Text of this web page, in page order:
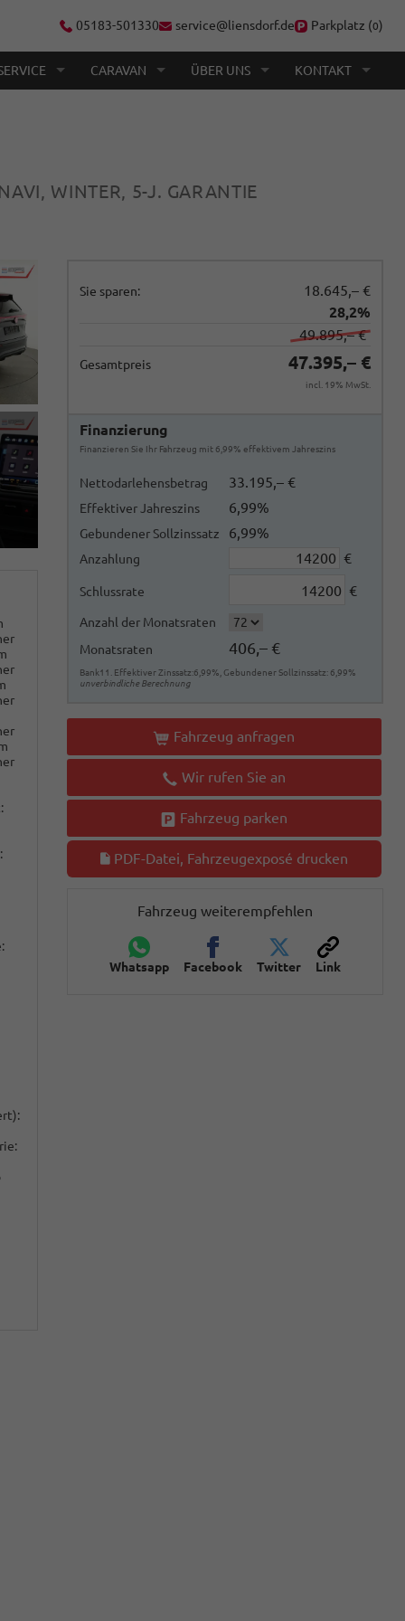
05183-501330 service@liensdorf.de Parkplatz (0)
CARAVAN ÜBER UNS KONTAKT
WINTER, 5-J. GARANTIE
Sie sparen:
18.645,– €
28,2%
49.895,– €
Gesamtpreis 47.395,– €
incl. 19% MwSt.
Finanzierung
Finanzieren Sie Ihr Fahrzeug mit 6,99% effektivem Jahreszins
Nettodarlehensbetrag 33.195,– €
Effektiver Jahreszins 6,99%
Gebundener Sollzinssatz 6,99%
Anzahlung €
Schlussrate €
Anzahl der Monatsraten
Monatsraten
406,– €
Bank11. Effektiver Zinssatz:6,99%, Gebundener Sollzinssatz: 6,99%
unverbindliche Berechnung
Fahrzeug anfragen
Wir rufen Sie an
Fahrzeug parken
PDF-Datei, Fahrzeugexposé drucken
Fahrzeug weiterempfehlen
Whatsapp Facebook Twitter Link